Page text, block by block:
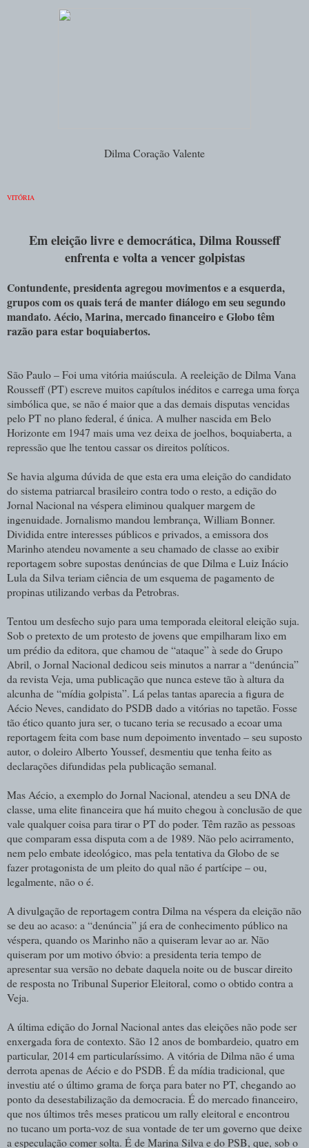
Dilma Coração Valente
VITÓRIA
Em eleição livre e democrática, Dilma Rousseff
enfrenta e volta a vencer golpistas
Contundente, presidenta agregou movimentos e a esquerda,
grupos com os quais terá de manter diálogo em seu segundo
mandato. Aécio, Marina, mercado financeiro e Globo têm
razão para estar boquiabertos.
São Paulo – Foi uma vitória maiúscula. A reeleição de Dilma Vana
Rousseff (PT) escreve muitos capítulos inéditos e carrega uma força
simbólica que, se não é maior que a das demais disputas vencidas
pelo PT no plano federal, é única. A mulher nascida em Belo
Horizonte em 1947 mais uma vez deixa de joelhos, boquiaberta, a
repressão que lhe tentou cassar os direitos políticos.
Se havia alguma dúvida de que esta era uma eleição do candidato
do sistema patriarcal brasileiro contra todo o resto, a edição do
Jornal Nacional na véspera eliminou qualquer margem de
ingenuidade. Jornalismo mandou lembrança, William Bonner.
Dividida entre interesses públicos e privados, a emissora dos
Marinho atendeu novamente a seu chamado de classe ao exibir
reportagem sobre supostas denúncias de que Dilma e Luiz Inácio
Lula da Silva teriam ciência de um esquema de pagamento de
propinas utilizando verbas da Petrobras.
Tentou um desfecho sujo para uma temporada eleitoral eleição suja.
Sob o pretexto de um protesto de jovens que empilharam lixo em
um prédio da editora, que chamou de “ataque” à sede do Grupo
Abril, o Jornal Nacional dedicou seis minutos a narrar a “denúncia”
da revista Veja, uma publicação que nunca esteve tão à altura da
alcunha de “mídia golpista”. Lá pelas tantas aparecia a figura de
Aécio Neves, candidato do PSDB dado a vitórias no tapetão. Fosse
tão ético quanto jura ser, o tucano teria se recusado a ecoar uma
reportagem feita com base num depoimento inventado – seu suposto
autor, o doleiro Alberto Youssef, desmentiu que tenha feito as
declarações difundidas pela publicação semanal.
Mas Aécio, a exemplo do Jornal Nacional, atendeu a seu DNA de
classe, uma elite financeira que há muito chegou à conclusão de que
vale qualquer coisa para tirar o PT do poder. Têm razão as pessoas
que comparam essa disputa com a de 1989. Não pelo acirramento,
nem pelo embate ideológico, mas pela tentativa da Globo de se
fazer protagonista de um pleito do qual não é partícipe – ou,
legalmente, não o é.
A divulgação de reportagem contra Dilma na véspera da eleição não
se deu ao acaso: a “denúncia” já era de conhecimento público na
véspera, quando os Marinho não a quiseram levar ao ar. Não
quiseram por um motivo óbvio: a presidenta teria tempo de
apresentar sua versão no debate daquela noite ou de buscar direito
de resposta no Tribunal Superior Eleitoral, como o obtido contra a
Veja.
A última edição do Jornal Nacional antes das eleições não pode ser
enxergada fora de contexto. São 12 anos de bombardeio, quatro em
particular, 2014 em particularíssimo. A vitória de Dilma não é uma
derrota apenas de Aécio e do PSDB. É da mídia tradicional, que
investiu até o último grama de força para bater no PT, chegando ao
ponto da desestabilização da democracia. É do mercado financeiro,
que nos últimos três meses praticou um rally eleitoral e encontrou
no tucano um porta-voz de sua vontade de ter um governo que deixe
a especulação comer solta. É de Marina Silva e do PSB, que, sob o